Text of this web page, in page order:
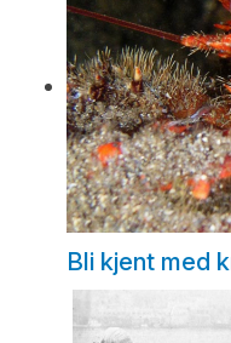
Bli kjent med